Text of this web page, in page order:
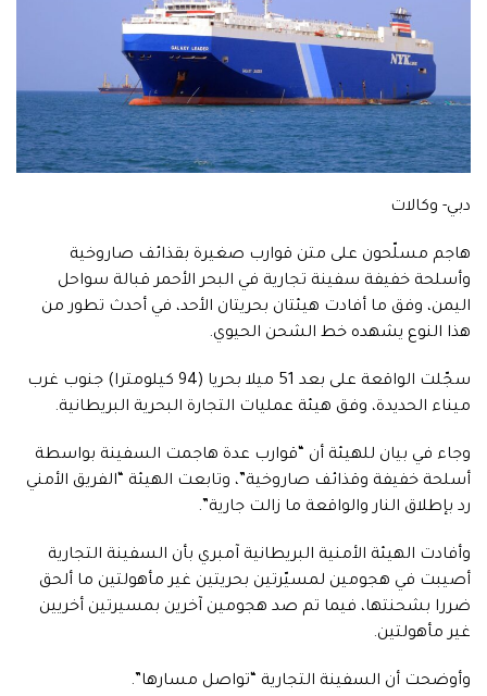
دبي- وكالات
هاجم مسلّحون على متن قوارب صغيرة بقذائف صاروخية
وأسلحة خفيفة سفينة تجارية في البحر الأحمر قبالة سواحل
اليمن، وفق ما أفادت هيئتان بحريتان الأحد، في أحدث تطور من
هذا النوع يشهده خط الشحن الحيوي.
سجّلت الواقعة على بعد 51 ميلا بحريا (94 كيلومترا) جنوب غرب
ميناء الحديدة، وفق هيئة عمليات التجارة البحرية البريطانية.
وجاء في بيان للهيئة أن “قوارب عدة هاجمت السفينة بواسطة
أسلحة خفيفة وقذائف صاروخية”، وتابعت الهيئة “الفريق الأمني
رد بإطلاق النار والواقعة ما زالت جارية”.
وأفادت الهيئة الأمنية البريطانية آمبري بأن السفينة التجارية
أصيبت في هجومين لمسيّرتين بحريتين غير مأهولتين ما ألحق
ضررا بشحنتها، فيما تم صد هجومين آخرين بمسيرتين أخريين
غير مأهولتين.
وأوضحت أن السفينة التجارية “تواصل مسارها”.